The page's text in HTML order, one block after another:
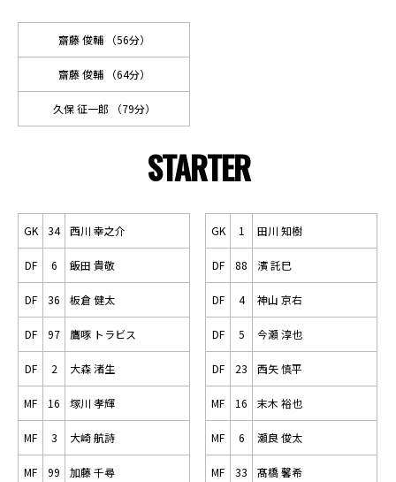
齋藤 俊輔 （56分）
齋藤 俊輔 （64分）
久保 征一郎 （79分）
STARTER
GK 34 西川 幸之介
DF 6 飯田 貴敬
DF 36 板倉 健太
DF 97 鷹啄 トラビス
DF 2 大森 渚生
MF 16 塚川 孝輝
MF 3 大崎 航詩
MF 99 加藤 千尋
GK 1 田川 知樹
DF 88 濱 託巳
DF 4 神山 京右
DF 5 今瀬 淳也
DF 23 西矢 慎平
MF 16 末木 裕也
MF 6 瀬良 俊太
MF 33 髙橋 馨希